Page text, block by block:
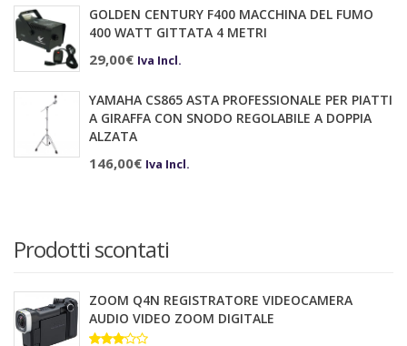
GOLDEN CENTURY F400 MACCHINA DEL FUMO
400 WATT GITTATA 4 METRI
29,00€ Iva Incl.
YAMAHA CS865 ASTA PROFESSIONALE PER PIATTI
A GIRAFFA CON SNODO REGOLABILE A DOPPIA
ALZATA
146,00€ Iva Incl.
Prodotti scontati
ZOOM Q4N REGISTRATORE VIDEOCAMERA
AUDIO VIDEO ZOOM DIGITALE